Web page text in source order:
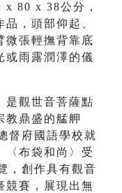
x 80 x 38公分，
，頭部仰起、
微張輕撫背靠底
或雨露潤澤的儀
是觀世音菩薩點
教鼎盛的艋舺
督府國語學校就
〈布袋和尚〉受
，創作具有觀音
競賽，展現出無